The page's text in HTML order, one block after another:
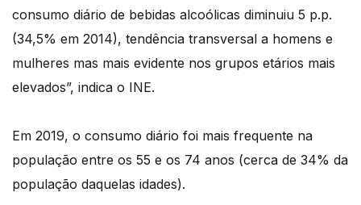
consumo diário de bebidas alcoólicas diminuiu 5 p.p.
(34,5% em 2014), tendência transversal a homens e
mulheres mas mais evidente nos grupos etários mais
elevados”, indica o INE.
Em 2019, o consumo diário foi mais frequente na
população entre os 55 e os 74 anos (cerca de 34% da
população daquelas idades).